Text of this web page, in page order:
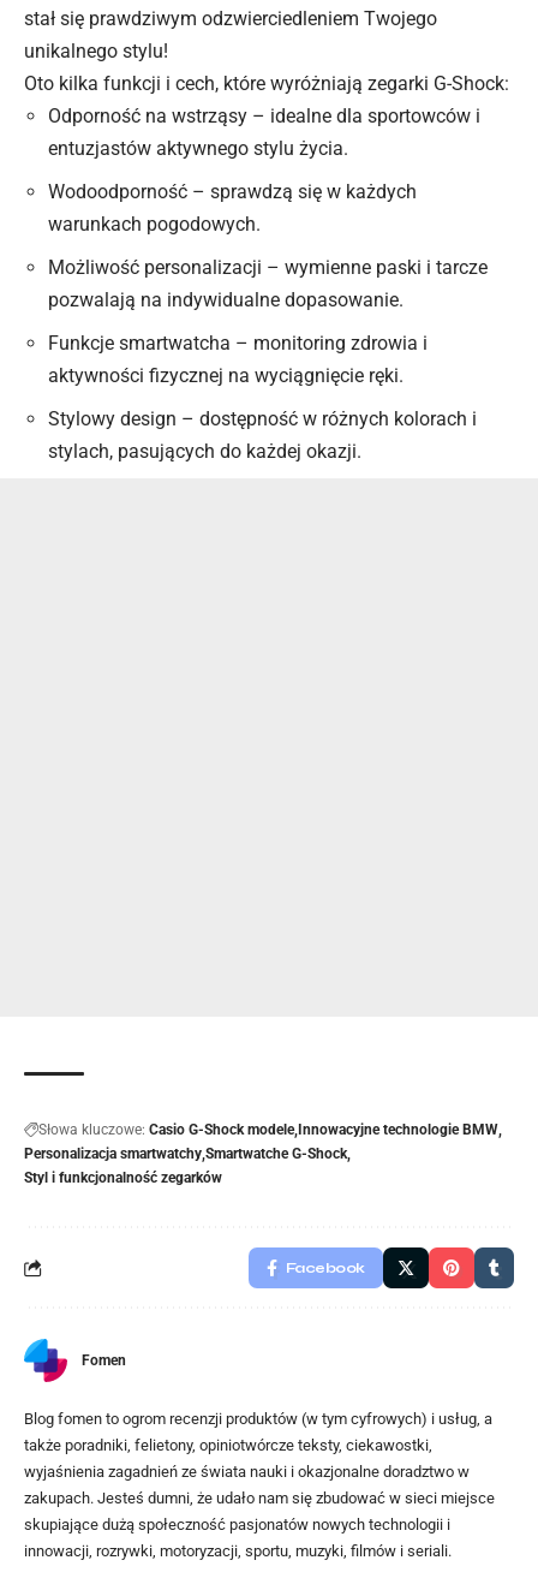
stał się prawdziwym odzwierciedleniem Twojego
unikalnego stylu!
Oto kilka funkcji i cech, które wyróżniają zegarki G-Shock:
Odporność na wstrząsy – idealne dla sportowców i
entuzjastów aktywnego stylu życia.
Wodoodporność – sprawdzą się w każdych
warunkach pogodowych.
Możliwość personalizacji – wymienne paski i tarcze
pozwalają na indywidualne dopasowanie.
Funkcje smartwatcha – monitoring zdrowia i
aktywności fizycznej na wyciągnięcie ręki.
Stylowy design – dostępność w różnych kolorach i
stylach, pasujących do każdej okazji.
Słowa kluczowe: Casio G-Shock modele Innowacyjne technologie BMW
Personalizacja smartwatchy Smartwatche G-Shock
Styl i funkcjonalność zegarków
Facebook
Fomen
Blog fomen to ogrom recenzji produktów (w tym cyfrowych) i usług, a
także poradniki, felietony, opiniotwórcze teksty, ciekawostki,
wyjaśnienia zagadnień ze świata nauki i okazjonalne doradztwo w
zakupach. Jesteś dumni, że udało nam się zbudować w sieci miejsce
skupiające dużą społeczność pasjonatów nowych technologii i
innowacji, rozrywki, motoryzacji, sportu, muzyki, filmów i seriali.